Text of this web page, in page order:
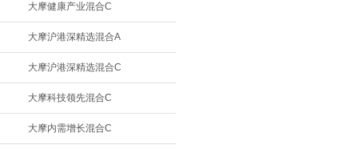
大摩健康产业混合C
大摩沪港深精选混合A
大摩沪港深精选混合C
大摩科技领先混合C
大摩内需增长混合C